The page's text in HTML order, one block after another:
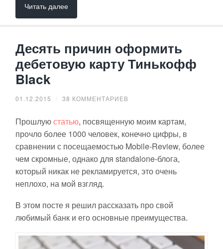
Читать далее
Десять причин оформить
дебетовую карту Тинькофф
Black
01.12.2015 38 КОММЕНТАРИЕВ
Прошлуюстатью, посвященную моим картам,
прочло более 1000 человек, конечно цифры, в
сравнении с посещаемостью Mobile-Review, более
чем скромные, однако для standalone-блога,
который никак не рекламируется, это очень
неплохо, на мой взгляд.
В этом посте я решил рассказать про свой
любимый банк и его основные преимущества.